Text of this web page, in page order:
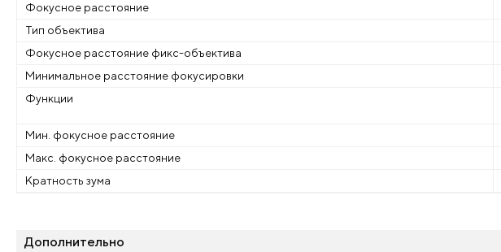
Фокусное расстояние
Тип объектива
Фокусное расстояние фикс-объектива
Минимальное расстояние фокусировки
Функции
Мин. фокусное расстояние
Макс. фокусное расстояние
Кратность зума
Дополнительно